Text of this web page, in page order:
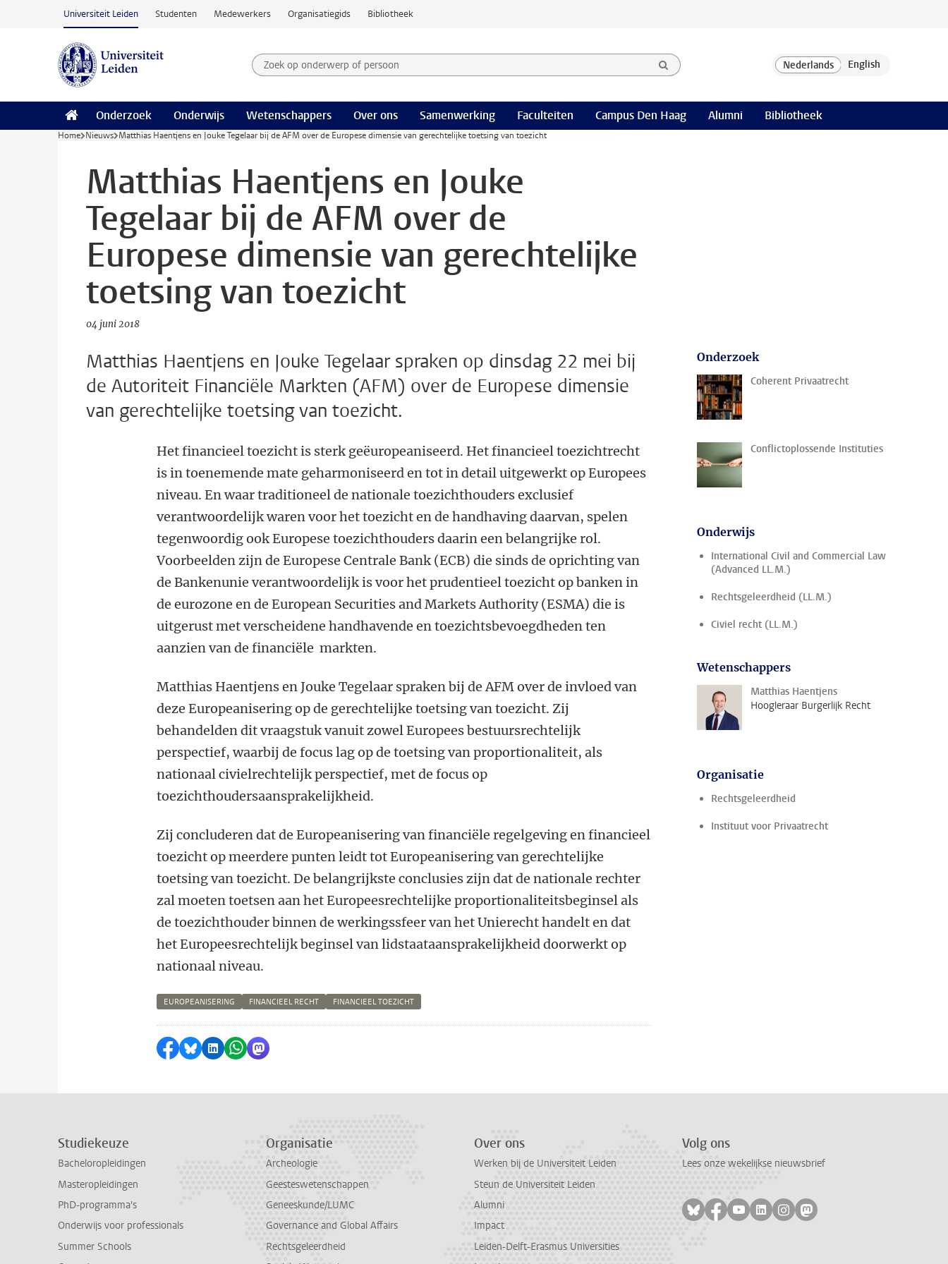
Ga naar hoofdinhoud
Universiteit Leiden Studenten Medewerkers Organisatiegids Bibliotheek
Zoek op onderwerp of persoon en selecteer categorie
Zoekterm
Onderzoek Onderwijs Wetenschappers Over ons Samenwerking Faculteiten Campus Den Haag Alumni Bibliotheek
Home Nieuws Matthias Haentjens en Jouke Tegelaar bij de AFM over de Europese dimensie van gerechtelijke toetsing van toezicht
Matthias Haentjens en Jouke
Tegelaar bij de AFM over de
Europese dimensie van gerechtelijke
toetsing van toezicht
04 juni 2018
Matthias Haentjens en Jouke Tegelaar spraken op dinsdag 22 mei bij
de Autoriteit Financiële Markten (AFM) over de Europese dimensie
van gerechtelijke toetsing van toezicht.
Het financieel toezicht is sterk geëuropeaniseerd. Het financieel toezichtrecht
is in toenemende mate geharmoniseerd en tot in detail uitgewerkt op Europees
niveau. En waar traditioneel de nationale toezichthouders exclusief
verantwoordelijk waren voor het toezicht en de handhaving daarvan, spelen
tegenwoordig ook Europese toezichthouders daarin een belangrijke rol.
Voorbeelden zijn de Europese Centrale Bank (ECB) die sinds de oprichting van
de Bankenunie verantwoordelijk is voor het prudentieel toezicht op banken in
de eurozone en de European Securities and Markets Authority (ESMA) die is
uitgerust met verscheidene handhavende en toezichtsbevoegdheden ten
aanzien van de financiële markten.
Matthias Haentjens en Jouke Tegelaar spraken bij de AFM over de invloed van
deze Europeanisering op de gerechtelijke toetsing van toezicht. Zij
behandelden dit vraagstuk vanuit zowel Europees bestuursrechtelijk
perspectief, waarbij de focus lag op de toetsing van proportionaliteit, als
nationaal civielrechtelijk perspectief, met de focus op
toezichthoudersaansprakelijkheid.
Zij concluderen dat de Europeanisering van financiële regelgeving en financieel
toezicht op meerdere punten leidt tot Europeanisering van gerechtelijke
toetsing van toezicht. De belangrijkste conclusies zijn dat de nationale rechter
zal moeten toetsen aan het Europeesrechtelijke proportionaliteitsbeginsel als
de toezichthouder binnen de werkingssfeer van het Unierecht handelt en dat
het Europeesrechtelijk beginsel van lidstaataansprakelijkheid doorwerkt op
nationaal niveau.
EUROPEANISERING FINANCIEEL RECHT FINANCIEEL TOEZICHT
Delen op Facebook
Delen via Bluesky
Delen op LinkedIn
Delen via WhatsApp
Delen via Mastodon
Onderzoek
Coherent Privaatrecht
Conflictoplossende Instituties
Onderwijs
International Civil and Commercial Law
(Advanced LL.M.)
Rechtsgeleerdheid (LL.M.)
Civiel recht (LL.M.)
Wetenschappers
Matthias Haentjens
Hoogleraar Burgerlijk Recht
Organisatie
Rechtsgeleerdheid
Instituut voor Privaatrecht
Studiekeuze
Bacheloropleidingen
Masteropleidingen
PhD-programma's
Onderwijs voor professionals
Summer Schools
Organisatie
Archeologie
Geesteswetenschappen
Geneeskunde/LUMC
Governance and Global Affairs
Rechtsgeleerdheid
Over ons
Werken bij de Universiteit Leiden
Steun de Universiteit Leiden
Alumni
Impact
Leiden-Delft-Erasmus Universities
Volg ons
Lees onze wekelijkse nieuwsbrief
Volg ons op bluesky
Volg ons op facebook
Volg ons op youtube
Volg ons op linkedin
Volg ons op instagram
Volg ons op mastodon